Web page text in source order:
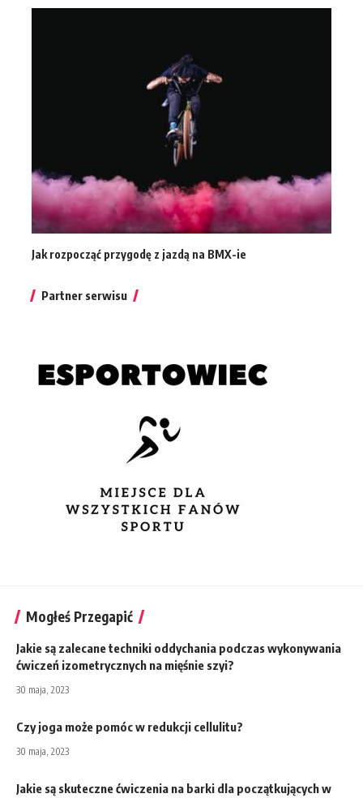
Jak rozpocząć przygodę z jazdą na BMX-ie
Partner serwisu
Mogłeś Przegapić
Jakie są zalecane techniki oddychania podczas wykonywania
ćwiczeń izometrycznych na mięśnie szyi?
30 maja, 2023
Czy joga może pomóc w redukcji cellulitu?
30 maja, 2023
Jakie są skuteczne ćwiczenia na barki dla początkujących w